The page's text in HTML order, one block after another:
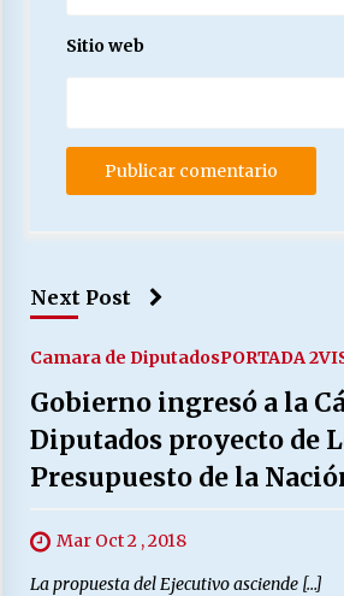
Sitio web
Next Post
Camara de DiputadosPORTADA 2
Gobierno ingresó a la
Diputados proyecto de
Presupuesto de la
Mar Oct 2 , 2018
La propuesta del Ejecutivo asciende […]